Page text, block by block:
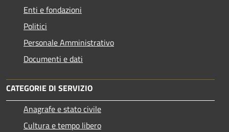
Enti e fondazioni
Politici
Personale Amministrativo
Documenti e dati
CATEGORIE DI SERVIZIO
Anagrafe e stato civile
Cultura e tempo libero